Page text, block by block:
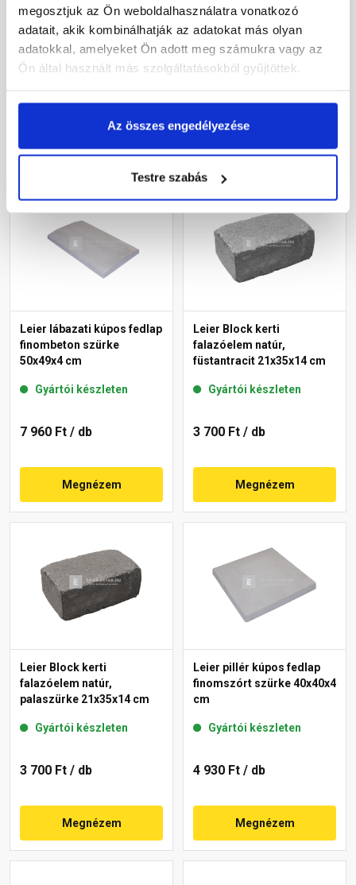
megosztjuk az Ön weboldalhasználatra vonatkozó
adatait, akik kombinálhatják az adatokat más olyan
adatokkal, amelyeket Ön adott meg számukra vagy az
Ön által használt más szolgáltatásokból gyűjtöttek.
Az összes engedélyezése
Testre szabás
Travero kerítéselem
normálkő homokkő
melírozott 20x40x15 cm
Rendelésre
Megnézem
Pillérkorona, négy oldalon
falhoz
Gyártói készleten
Megnézem
Leier lábazati kúpos fedlap
finombeton szürke
50x49x4 cm
Gyártói készleten
7 960 Ft / db
Megnézem
Leier Block kerti
falazóelem natúr,
füstantracit 21x35x14 cm
Gyártói készleten
3 700 Ft / db
Megnézem
Leier Block kerti
falazóelem natúr,
palaszürke 21x35x14 cm
Gyártói készleten
3 700 Ft / db
Megnézem
Leier pillér kúpos fedlap
finomszórt szürke 40x40x4
cm
Gyártói készleten
4 930 Ft / db
Megnézem